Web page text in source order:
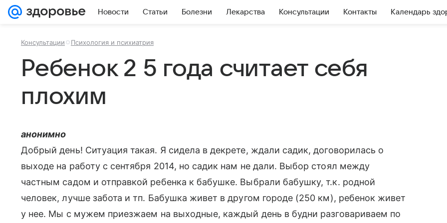
Новости Статьи Болезни Лекарства Консультации Контакты Календарь
Консультации Психология и психиатрия
Ребенок 2 5 года считает себя
плохим
анонимно
Добрый день! Ситуация такая. Я сидела в декрете, ждали садик, договорилась о
выходе на работу с сентября 2014, но садик нам не дали. Выбор стоял между
частным садом и отправкой ребенка к бабушке. Выбрали бабушку, т.к. родной
человек, лучше забота и тп. Бабушка живет в другом городе (250 км), ребенок живет
у нее. Мы с мужем приезжаем на выходные, каждый день в будни разговариваем по